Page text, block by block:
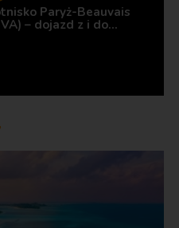
Paryż-Beauvais
– dojazd z i do…